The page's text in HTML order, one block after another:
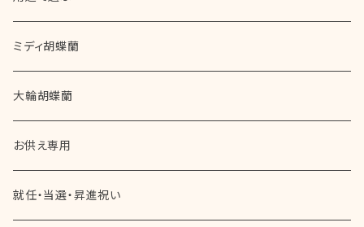
10,000円～20,000円（税別）
20,000円～30,000円（税別）
30,000円以上 （税別）
誕生日
通常のお誕生日プレゼント
長寿のお祝い（還暦・米寿・喜寿など）
開店・開業・開院祝い
就任・昇進祝い
当選・再任・留任祝い
ミディ胡蝶蘭
大輪胡蝶蘭
お供え専用
就任・当選・昇進祝い